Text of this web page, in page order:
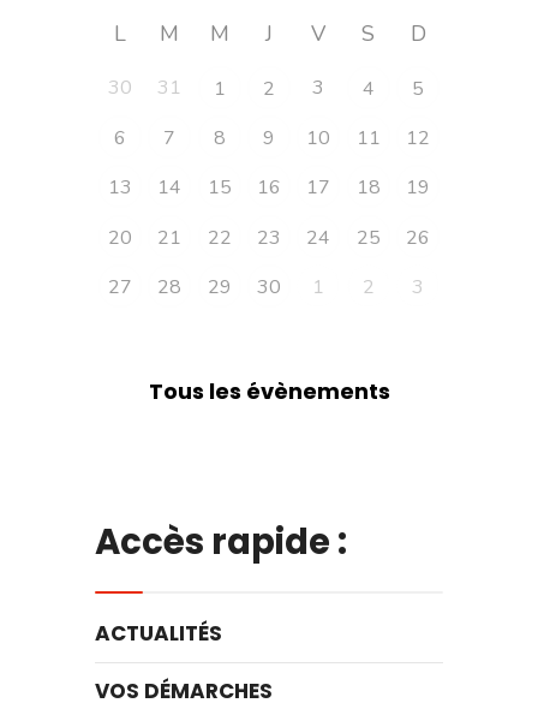
L M M J V S D
30 31 1 2 3 4
5
6
7 8 9 10 11
12
13
14 15 16 17 18
19
20
21 22 23 24 25
26
27
28 29 30 1 2 3
Tous les évènements
Accès rapide :
ACTUALITÉS
VOS DÉMARCHES